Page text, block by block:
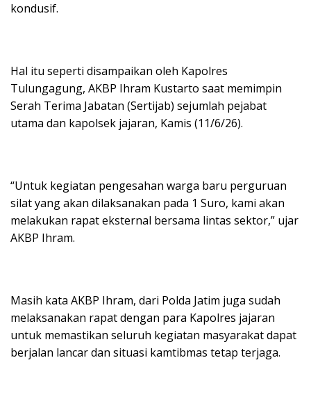
kondusif.
Hal itu seperti disampaikan oleh Kapolres
Tulungagung, AKBP Ihram Kustarto saat memimpin
Serah Terima Jabatan (Sertijab) sejumlah pejabat
utama dan kapolsek jajaran, Kamis (11/6/26).
“Untuk kegiatan pengesahan warga baru perguruan
silat yang akan dilaksanakan pada 1 Suro, kami akan
melakukan rapat eksternal bersama lintas sektor,” ujar
AKBP Ihram.
Masih kata AKBP Ihram, dari Polda Jatim juga sudah
melaksanakan rapat dengan para Kapolres jajaran
untuk memastikan seluruh kegiatan masyarakat dapat
berjalan lancar dan situasi kamtibmas tetap terjaga.